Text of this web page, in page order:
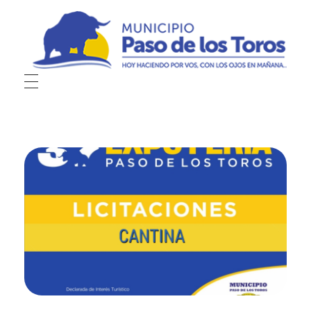
Municipio de Paso de los Toros
Hoy haciendo para vos, con los ojos en mañana